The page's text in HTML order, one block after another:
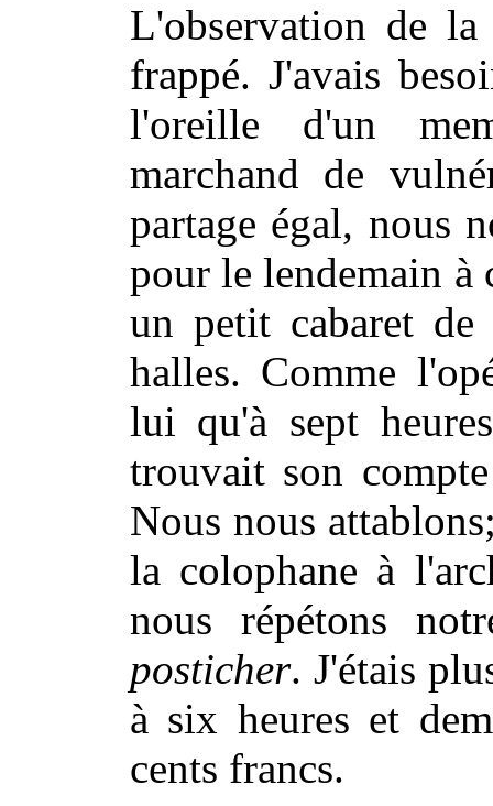
L'observation de
frappé. J'avais
l'oreille d'un
marchand de
partage égal, nous
pour le lendemain à
un petit cabaret
halles. Comme
lui qu'à sept
trouvait son
Nous nous
la colophane à
nous répétons
posticher. J'étais
à six heures et
cents francs.